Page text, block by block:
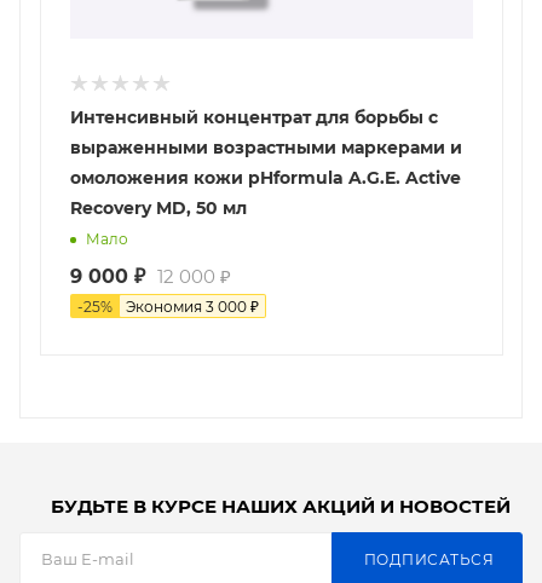
Интенсивный концентрат для борьбы с
выраженными возрастными маркерами и
омоложения кожи pHformula A.G.E. Active
Recovery MD, 50 мл
Мало
9 000 ₽ 12 000 ₽
-25% Экономия 3 000 ₽
БУДЬТЕ В КУРСЕ НАШИХ АКЦИЙ И НОВОСТЕЙ
ПОДПИСАТЬСЯ